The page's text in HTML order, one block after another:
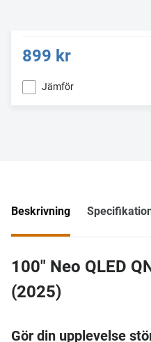
899 kr
Jämför
Beskrivning
100" Neo QLED
(2025)
Gör din upplevelse